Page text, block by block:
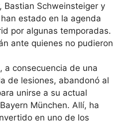
Bastian Schweinsteiger y
estado en la agenda
por algunas temporadas.
ante quienes no pudieron
a consecuencia de una
de lesiones, abandonó al
unirse a su actual
München. Allí, ha
en uno de los